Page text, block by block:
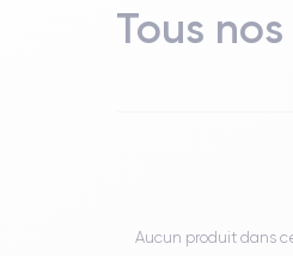
Tous
Aucun produit dans